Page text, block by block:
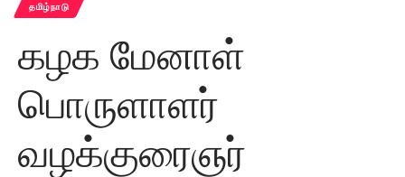
தமிழ்நாடு
கழக மேனாள்
பொருளாளர்
வழக்குரைஞர்